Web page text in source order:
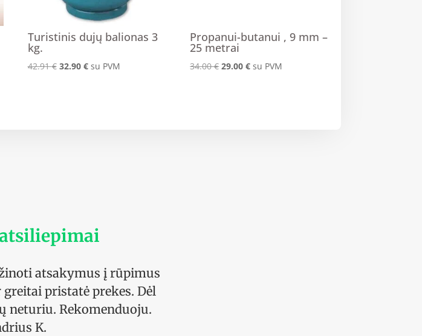
Turistinis dujų balionas 3
kg.
42.91€ Original
32.90 €Current
su PVM
Propanui-butanui , 9 mm –
25 metrai
34.00€Original
29.00€Current
su PVM
atsakymus į rūpimus
pristatė prekes. Dėl
neturiu. Rekomenduoju.
K.